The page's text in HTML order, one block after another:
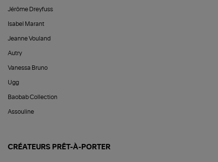
Jérôme Dreyfuss
Isabel Marant
Jeanne Vouland
Autry
Vanessa Bruno
Ugg
Baobab Collection
Assouline
CRÉATEURS PRÊT-À-PORTER